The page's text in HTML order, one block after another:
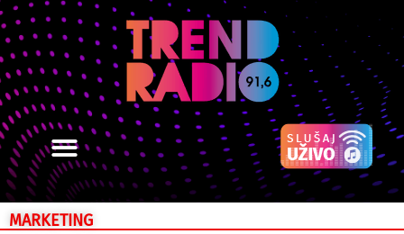
MARKETING